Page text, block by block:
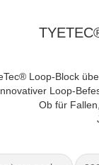
Loop-Block
Loop-
Ob für